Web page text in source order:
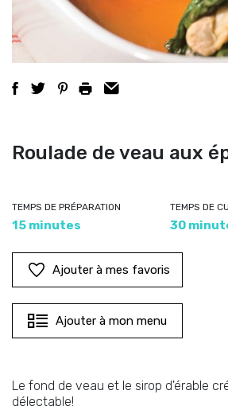
Roulade de veau aux
TEMPS DE PRÉPARATION
15 minutes
TEMPS DE
30
Ajouter à mes favoris
Ajouter à mon menu
Le fond de veau et le sirop d'érable
délectable!